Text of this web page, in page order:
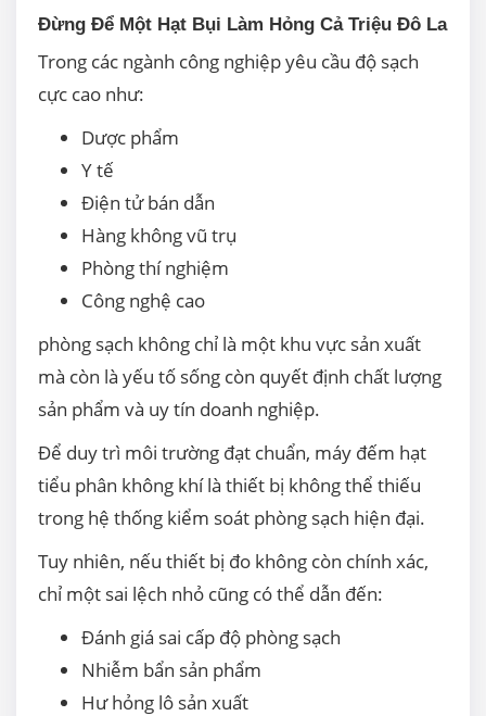
Đừng Để Một Hạt Bụi Làm Hỏng Cả Triệu Đô La
Trong các ngành công nghiệp yêu cầu độ sạch
cực cao như:
Dược phẩm
Y tế
Điện tử bán dẫn
Hàng không vũ trụ
Phòng thí nghiệm
Công nghệ cao
phòng sạch không chỉ là một khu vực sản xuất
mà còn là yếu tố sống còn quyết định chất lượng
sản phẩm và uy tín doanh nghiệp.
Để duy trì môi trường đạt chuẩn, máy đếm hạt
tiểu phân không khí là thiết bị không thể thiếu
trong hệ thống kiểm soát phòng sạch hiện đại.
Tuy nhiên, nếu thiết bị đo không còn chính xác,
chỉ một sai lệch nhỏ cũng có thể dẫn đến:
Đánh giá sai cấp độ phòng sạch
Nhiễm bẩn sản phẩm
Hư hỏng lô sản xuất